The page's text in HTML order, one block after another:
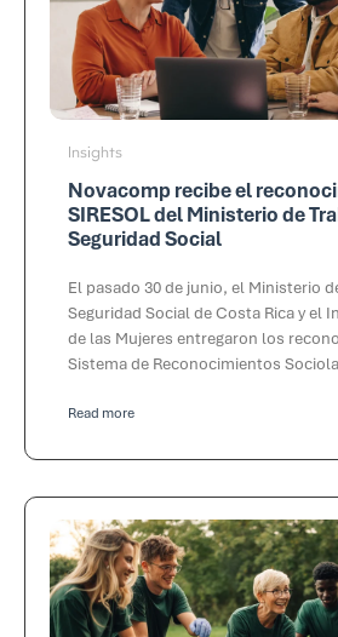
Insights
Novacomp recibe el
SIRESOL del Ministerio de
Seguridad Social
El pasado 30 de junio, el Ministerio
Seguridad Social de Costa Rica y el
de las Mujeres entregaron los
Sistema de Reconocimientos
Read more